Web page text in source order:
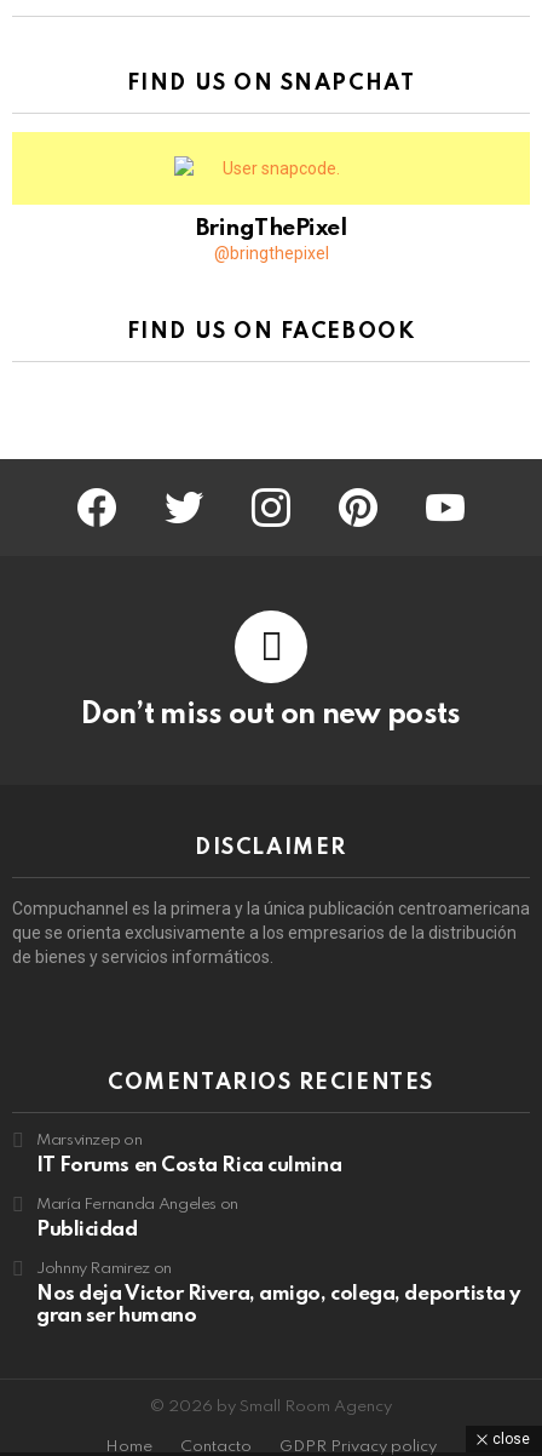
FIND US ON SNAPCHAT
BringThePixel
@bringthepixel
FIND US ON FACEBOOK
facebook twitter instagram pinterest youtube
Don’t miss out on new posts
DISCLAIMER
Compuchannel es la primera y la única publicación centroamericana
que se orienta exclusivamente a los empresarios de la distribución
de bienes y servicios informáticos.
COMENTARIOS RECIENTES
Marsvinzep on
IT Forums en Costa Rica culmina
María Fernanda Angeles on
Publicidad
Johnny Ramirezon
Nos deja Victor Rivera, amigo, colega, deportista y
gran ser humano
© 2026 by Small Room Agency
Home Contacto GDPR Privacy policy close